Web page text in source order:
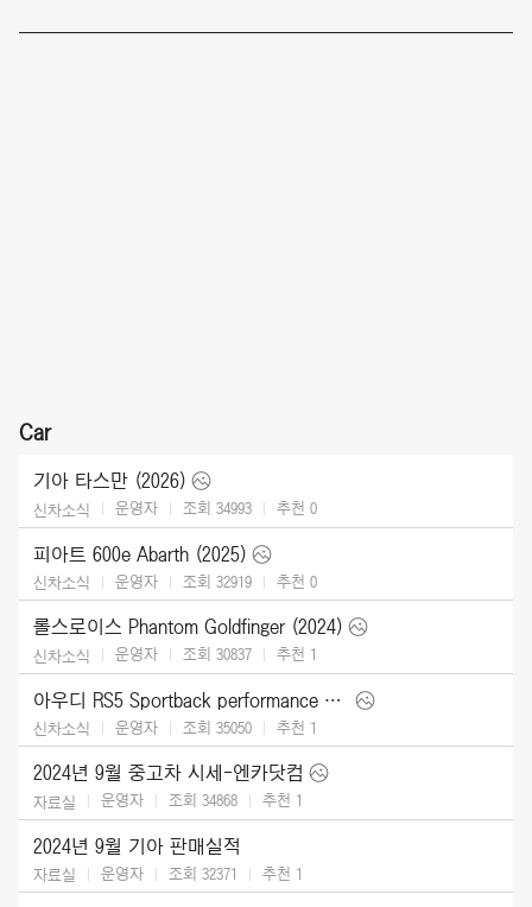
Car
기아 타스만 (2026)
신차소식 운영자 조회 34993 추천 0
피아트 600e Abarth (2025)
신차소식 운영자 조회 32919 추천 0
롤스로이스 Phantom Goldfinger (2024)
신차소식 운영자 조회 30837 추천 1
아우디 RS5 Sportback performance edition (2024)
신차소식 운영자 조회 35050 추천 1
2024년 9월 중고차 시세-엔카닷컴
자료실 운영자 조회 34868 추천 1
2024년 9월 기아 판매실적
자료실 운영자 조회 32371 추천 1